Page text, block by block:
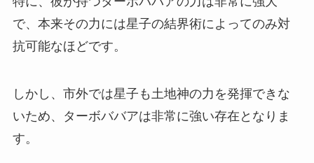
で、本来その力には星子の結界術によってのみ対
抗可能なほどです。
しかし、市外では星子も土地神の力を発揮できな
いため、ターボババアは非常に強い存在となりま
す。